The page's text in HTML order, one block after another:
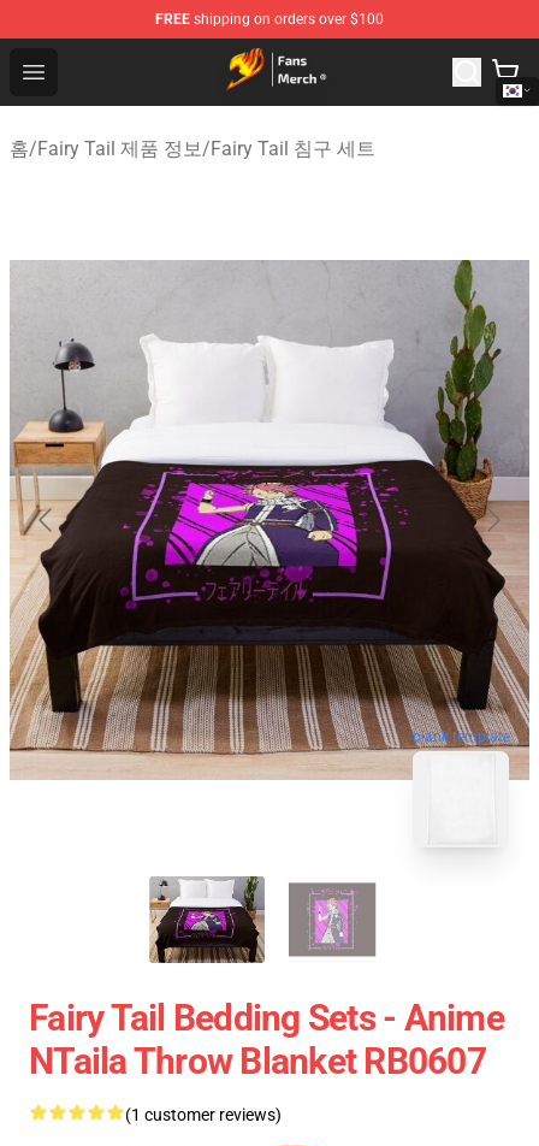
FREE shipping on orders over $100
Open menu
Fairy Tail Store - Official Fairy Tail Merchandise Shop
홈/Fairy Tail 제품 정보/Fairy Tail 침구 세트
blank template
Fairy Tail Bedding Sets - Anime
NTaila Throw Blanket RB0607
(1 customer reviews)